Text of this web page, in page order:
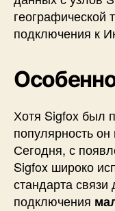
географической
подключения к
Хотя Sigfox был
популярность
Сегодня, с
Sigfox широко
стандарта связи
подключения